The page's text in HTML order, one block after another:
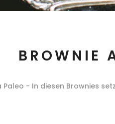
BROWNIE
Paleo - In diesen Brownies